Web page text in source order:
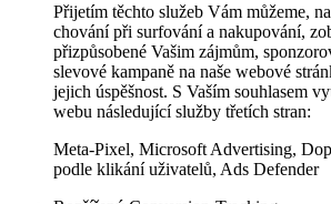
Přijetím těchto služeb Vám můžeme,
chování při surfování a nakupování,
přizpůsobené Vašim zájmům,
slevové kampaně na naše webové
jejich úspěšnost. S Vaším souhlasem
webu následující služby třetích stran:
Meta-Pixel, Microsoft Advertising,
podle klikání uživatelů, Ads Defender